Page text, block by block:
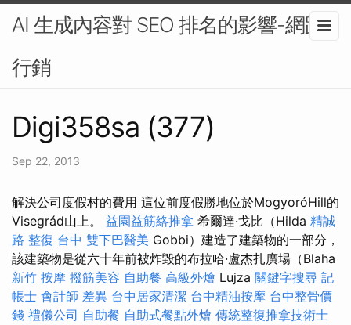
AI 生成內容對 SEO 排名的影響-網路
行銷
Digi358sa (377)
Sep 22, 2013
解決公司度假村的費用 這位前度假勝地位於MogyoróHill的
Visegrád山上。 益園益筋絡推拿 希爾達·戈比（Hilda 精誠
路 整復 台中 雙下巴醫美 Gobbi）建造了建築物的一部分，
該建築物是從六十年前被炸毀的布拉哈·盧杰扎廣場（Blaha
新竹 按摩 撥筋美容 自助餐 高級外燴 Lujza 關鍵字搜尋 記
帳士 會計師 差異 台中居家清潔 台中精油按摩 台中整骨價
錢 禮儀公司 自助餐 自助式餐點外燴 傳統整復推拿技術士